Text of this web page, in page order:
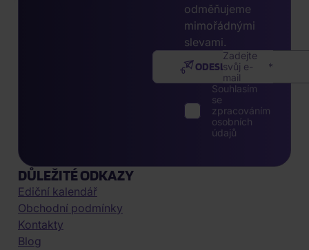
odměňujeme
mimořádnými
slevami.
Zadejte
svůj e-
mail
ODESLAT
Souhlasím
se
zpracováním
osobních
údajů
DŮLEŽITÉ ODKAZY
Ediční kalendář
Obchodní podmínky
Kontakty
Blog